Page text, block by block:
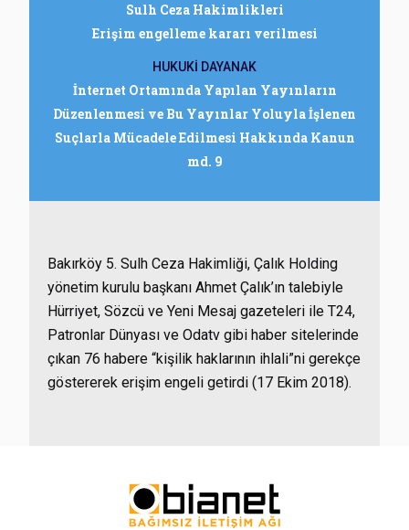
Sulh Ceza Hakimlikleri
Erişim engelleme kararı verilmesi
HUKUKİ DAYANAK
İnternet Ortamında Yapılan Yayınların
Düzenlenmesi ve Bu Yayınlar Yoluyla İşlenen
Suçlarla Mücadele Edilmesi Hakkında Kanun
md. 9
Bakırköy 5. Sulh Ceza Hakimliği, Çalık Holding
yönetim kurulu başkanı Ahmet Çalık’ın talebiyle
Hürriyet, Sözcü ve Yeni Mesaj gazeteleri ile T24,
Patronlar Dünyası ve Odatv gibi haber sitelerinde
çıkan 76 habere “kişilik haklarının ihlali”ni gerekçe
göstererek erişim engeli getirdi (17 Ekim 2018).